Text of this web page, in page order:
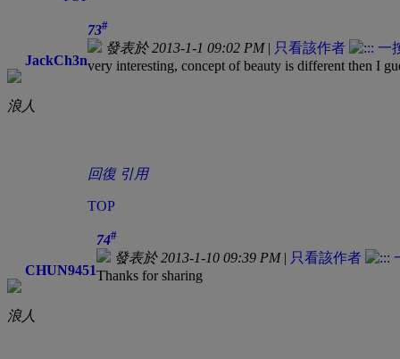
JackCh3n
浪人
73#
發表於 2013-1-1 09:02 PM| 只看該作者
very interesting, concept of beauty is different then I
回復 引用
TOP
CHUN9451
浪人
74#
發表於 2013-1-10 09:39 PM| 只看該作者
Thanks for sharing